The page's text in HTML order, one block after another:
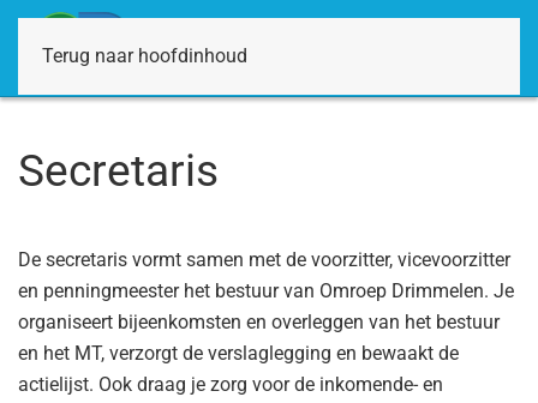
Terug naar hoofdinhoud
Secretaris
De secretaris vormt samen met de voorzitter, vicevoorzitter
en penningmeester het bestuur van Omroep Drimmelen. Je
organiseert bijeenkomsten en overleggen van het bestuur
en het MT, verzorgt de verslaglegging en bewaakt de
actielijst. Ook draag je zorg voor de inkomende- en